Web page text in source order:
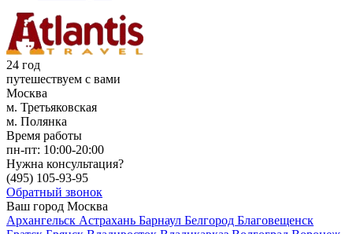
24 год
путешествуем с вами
Москва
м. Третьяковская
м. Полянка
Время работы
пн-пт: 10:00-20:00
Нужна консультация?
(495) 105-93-95
Обратный звонок
Ваш город Москва
Архангельск Астрахань Барнаул Белгород Благовещенск